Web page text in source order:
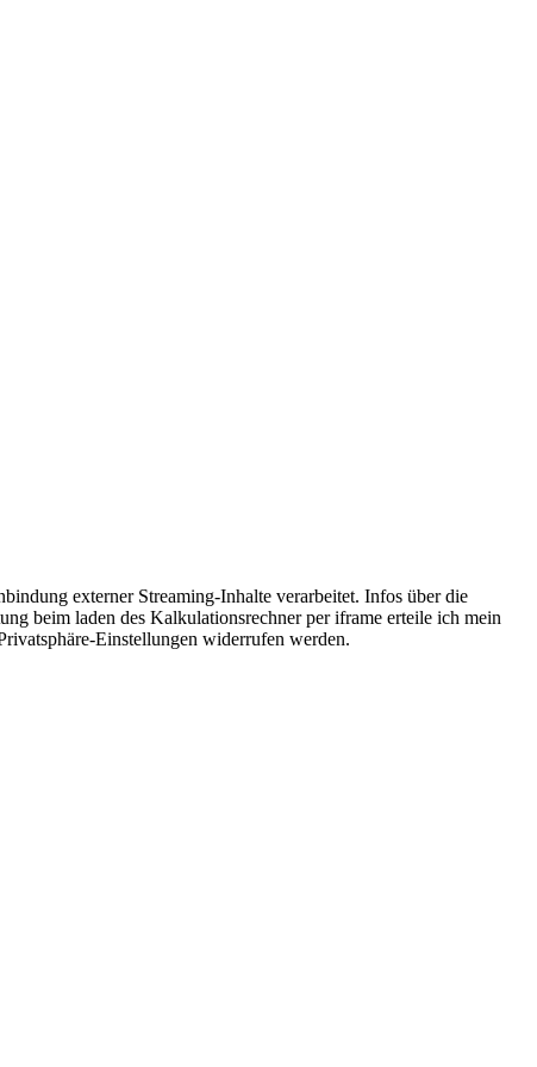
externer Streaming-Inhalte verarbeitet. Infos über die
beim laden des Kalkulationsrechner per iframe erteile ich mein
Einstellungen widerrufen werden.